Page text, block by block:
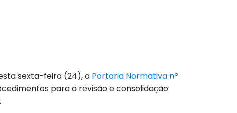
sexta-feira (24), a Portaria Normativa nº
para a revisão e consolidação